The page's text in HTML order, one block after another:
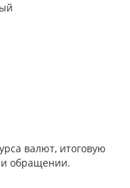
валют, итоговую
обращении.